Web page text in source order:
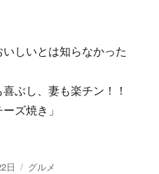
しいとは知らなかった
ぶし、妻も楽チン！！
ズ焼き」
日
カ
グルメ